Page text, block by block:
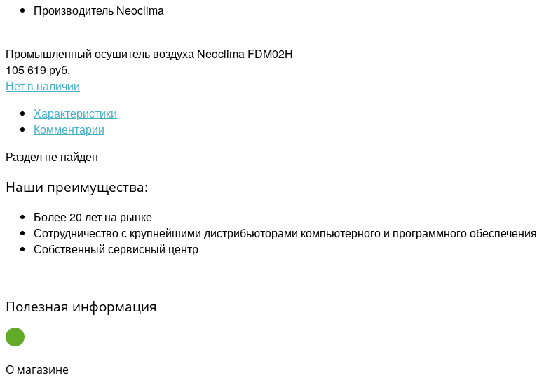
Производитель Neoclima
Промышленный осушитель воздуха Neoclima FDM02H
105 619 руб.
Нет в наличии
Характеристики
Комментарии
Раздел не найден
Наши преимущества:
Более 20 лет на рынке
Сотрудничество с крупнейшими дистрибьюторами компьютерного и программного обеспечения
Собственный сервисный центр
Полезная информация
О магазине